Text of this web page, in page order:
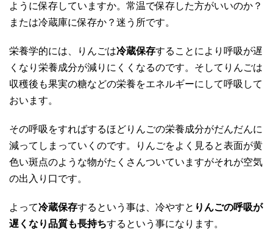
ように保存していますか。常温で保存した方がいいのか？
または冷蔵庫に保存か？迷う所です。
栄養学的には、りんごは冷蔵保存することにより呼吸が遅
くなり栄養成分が減りにくくなるのです。そしてりんごは
収穫後も果実の糖などの栄養をエネルギーにして呼吸して
おいます。
その呼吸をすればするほどりんごの栄養成分がだんだんに
減ってしまっていくのです。りんごをよく見ると表面が黄
色い斑点のような物がたくさんついていますがそれが空気
の出入り口です。
よって冷蔵保存するという事は、冷やすと りんごの呼吸が
遅くなり品質も長持ちするという事になります。